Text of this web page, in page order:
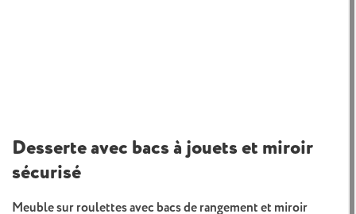
Desserte avec bacs à jouets et miroir
sécurisé
Meuble sur roulettes avec bacs de rangement et miroir